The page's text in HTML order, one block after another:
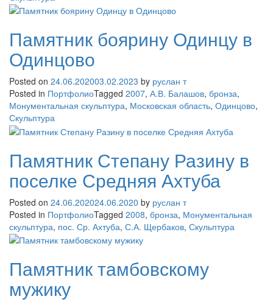
Памятник боярину Одинцу в
Одинцово
Posted on 24.06.202003.02.2023 by руслан т
Posted in ПортфолиоTagged 2007, А.В. Балашов, бронза,
Монументальная скульптура, Московская область, Одинцово,
Скульптура
Памятник Степану Разину в
поселке Средняя Ахтуба
Posted on 24.06.202024.06.2020 by руслан т
Posted in ПортфолиоTagged 2008, бронза, Монументальная
скульптура, пос. Ср. Ахтуба, С.А. Щербаков, Скульптура
Памятник тамбовскому
мужику